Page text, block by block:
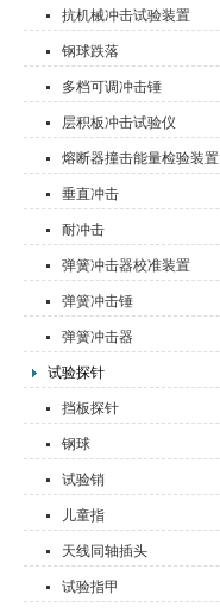
抗机械冲击试验装置
钢球跌落
多档可调冲击锤
层积板冲击试验仪
熔断器撞击能量检验装置
垂直冲击
耐冲击
弹簧冲击器校准装置
弹簧冲击锤
弹簧冲击器
试验探针
挡板探针
钢球
试验销
儿童指
天线同轴插头
试验指甲